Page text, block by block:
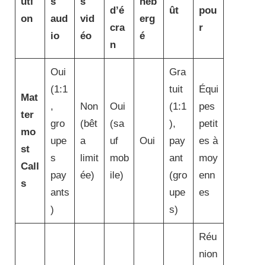
on
aud
io
vid
éo
d’é
cra
n
erg
é
ût
pou
r
Mat
ter
mo
st
Call
s
Oui
(1:1
,
gro
upe
s
pay
ants
)
Non
(bêt
a
limit
ée)
Oui
(sa
uf
mob
ile)
Oui
Gra
tuit
(1:1
),
pay
ant
(gro
upe
s)
Équi
pes
petit
es à
moy
enn
es
Réu
nion